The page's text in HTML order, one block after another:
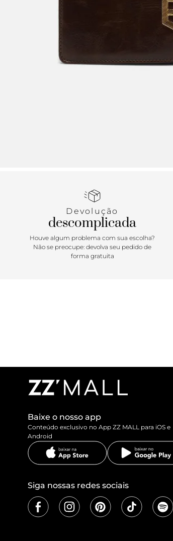
Devolução
descomplicada
Houve algum problema com sua escolha?
Não se preocupe: devolva seu pedido de
forma gratuita
Baixe o nosso app
Conteúdo exclusivo no App ZZ MALL para iOS e
Android
Siga nossas redes sociais